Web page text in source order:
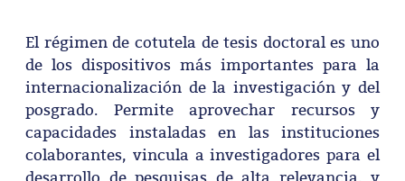
El régimen de cotutela de tesis doctoral es uno
de los dispositivos más importantes para la
internacionalización de la investigación y del
posgrado. Permite aprovechar recursos y
capacidades instaladas en las instituciones
colaborantes, vincula a investigadores para el